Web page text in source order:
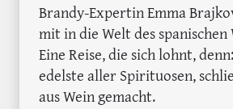
Brandy-Expertin Emma
mit in die Welt des spanischen
Eine Reise, die sich lohnt,
edelste aller Spirituosen,
aus Wein gemacht.